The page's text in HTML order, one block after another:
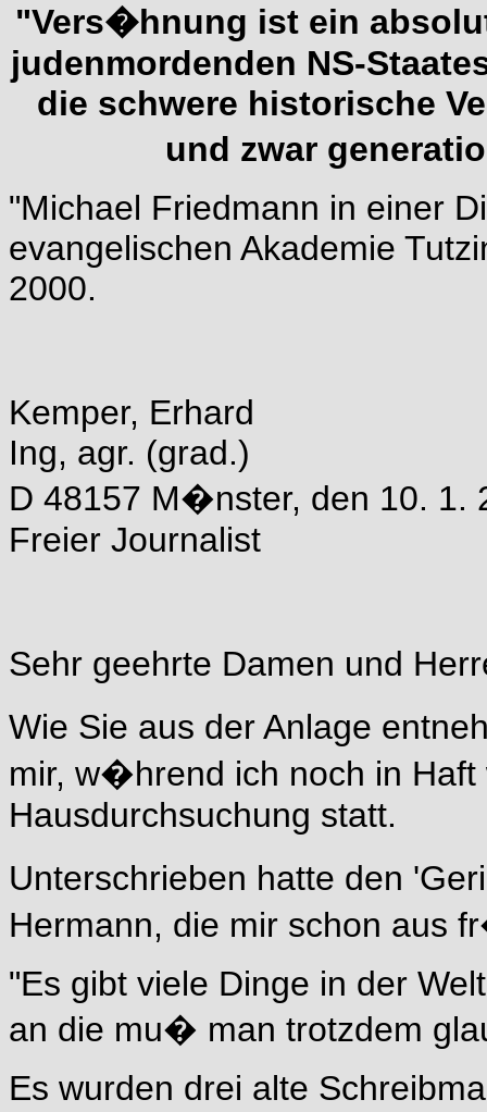
"Vers�hnung ist ein
judenmordenden
die schwere historische
und zwar
"Michael Friedmann in einer
evangelischen Akademie
2000.
Kemper, Erhard
Ing, agr. (grad.)
D 48157 M�nster, den 10. 1.
Freier Journalist
Sehr geehrte Damen und
Wie Sie aus der Anlage
mir, w�hrend ich noch in
Hausdurchsuchung statt.
Unterschrieben hatte den
Hermann, die mir schon aus
"Es gibt viele Dinge in der
an die mu� man trotzdem
Es wurden drei alte